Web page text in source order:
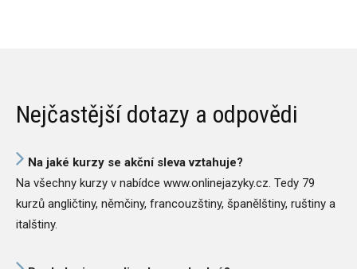
Nejčastější dotazy a odpovědi
Na jaké kurzy se akční sleva vztahuje?
Na všechny kurzy v nabídce www.onlinejazyky.cz. Tedy 79
kurzů angličtiny, němčiny, francouzštiny, španělštiny, ruštiny a
italštiny.